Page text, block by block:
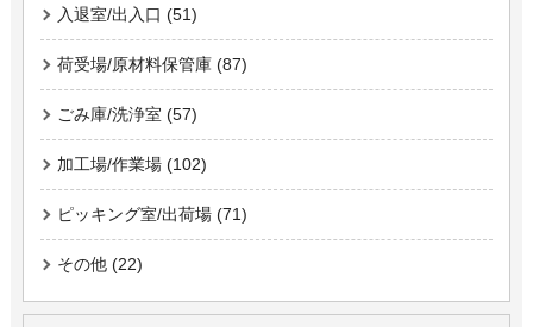
入退室/出入口 (51)
荷受場/原材料保管庫 (87)
ごみ庫/洗浄室 (57)
加工場/作業場 (102)
ピッキング室/出荷場 (71)
その他 (22)